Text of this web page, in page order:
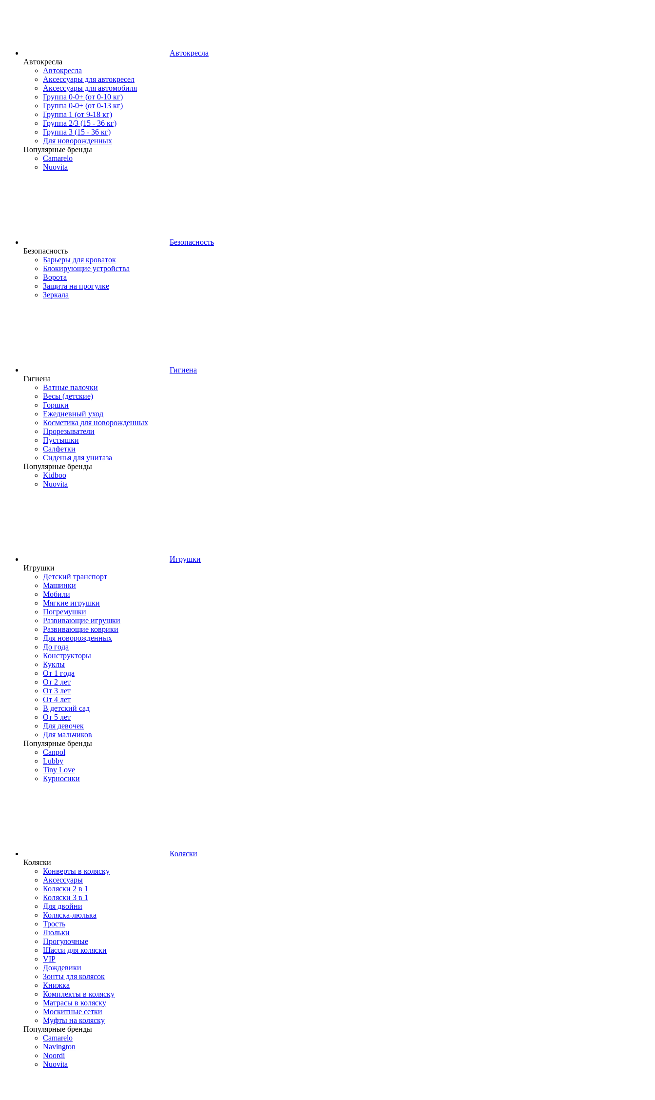
Автокресла
Автокресла
Автокресла
Аксессуары для автокресел
Аксессуары для автомобиля
Группа 0-0+ (от 0-10 кг)
Группа 0-0+ (от 0-13 кг)
Группа 1 (от 9-18 кг)
Группа 2/3 (15 - 36 кг)
Группа 3 (15 - 36 кг)
Для новорожденных
Популярные бренды
Camarelo
Nuovita
Безопасность
Безопасность
Барьеры для кроваток
Блокирующие устройства
Ворота
Защита на прогулке
Зеркала
Гигиена
Гигиена
Ватные палочки
Весы (детские)
Горшки
Ежедневный уход
Косметика для новорожденных
Прорезыватели
Пустышки
Салфетки
Сиденья для унитаза
Популярные бренды
Kidboo
Nuovita
Игрушки
Игрушки
Детский транспорт
Машинки
Мобили
Мягкие игрушки
Погремушки
Развивающие игрушки
Развивающие коврики
Для новорожденных
До года
Конструкторы
Куклы
От 1 года
От 2 лет
От 3 лет
От 4 лет
В детский сад
От 5 лет
Для девочек
Для мальчиков
Популярные бренды
Canpol
Lubby
Tiny Love
Курносики
Коляски
Коляски
Конверты в коляску
Аксессуары
Коляски 2 в 1
Коляски 3 в 1
Для двойни
Коляска-люлька
Трость
Люльки
Прогулочные
Шасси для коляски
VIP
Дождевики
Зонты для колясок
Книжка
Комплекты в коляску
Матрасы в коляску
Москитные сетки
Муфты на коляску
Популярные бренды
Camarelo
Navington
Noordi
Nuovita